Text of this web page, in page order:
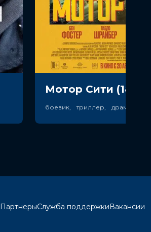
Мотор Сити (18+)
ПартнерыСлужба поддержкиВакансии